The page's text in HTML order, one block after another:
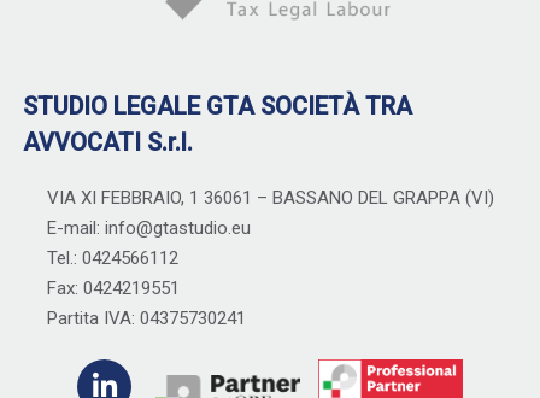
STUDIO LEGALE GTA SOCIETÀ TRA
AVVOCATI S.r.l.
VIA XI FEBBRAIO, 1 36061 – BASSANO DEL GRAPPA (VI)
E-mail: info@gtastudio.eu
Tel.: 0424566112
Fax: 0424219551
Partita IVA: 04375730241